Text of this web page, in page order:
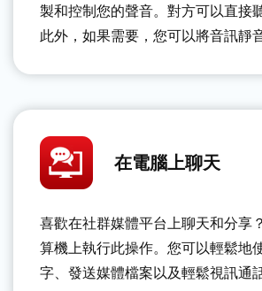
製和控制您的聲音。對方可以直接
此外，如果需要，您可以將音訊靜音
在電腦上聊天
喜歡在社群媒體平台上聊天和分享
算機上執行此操作。您可以輕鬆地
字、發送媒體檔案以及輕鬆視訊通話